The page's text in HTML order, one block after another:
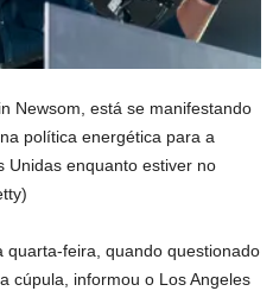
Newsom, está se manifestando
política energética para a
Unidas enquanto estiver no
quarta-feira, quando questionado
cúpula, informou o Los Angeles